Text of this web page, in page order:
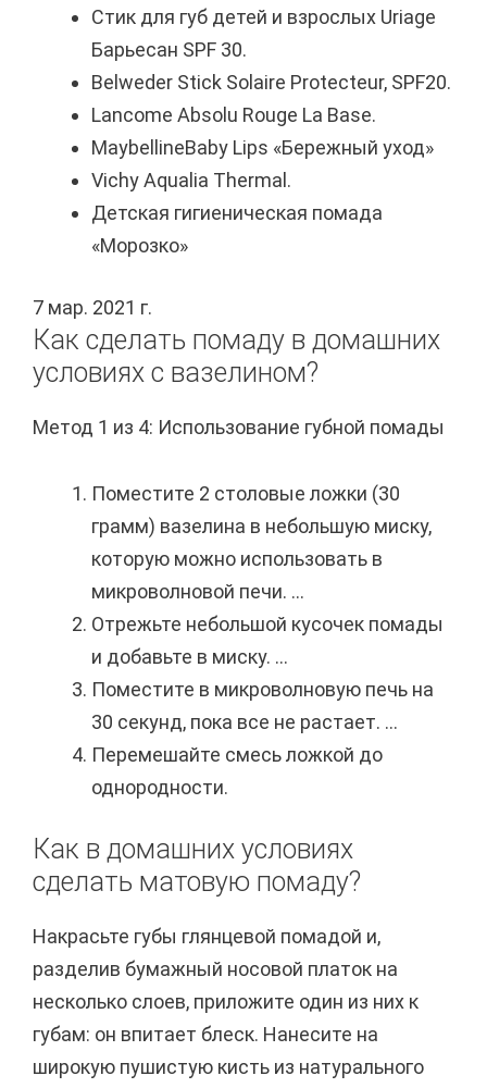
Стик для губ детей и взрослых Uriage
Барьесан SPF 30.
Belweder Stick Solaire Protecteur, SPF20.
Lancome Absolu Rouge La Base.
MaybellineBaby Lips «Бережный уход»
Vichy Aqualia Thermal.
Детская гигиеническая помада
«Морозко»
7 мар. 2021 г.
Как сделать помаду в домашних
условиях с вазелином?
Метод 1 из 4: Использование губной помады
Поместите 2 столовые ложки (30
грамм) вазелина в небольшую миску,
которую можно использовать в
микроволновой печи. ...
Отрежьте небольшой кусочек помады
и добавьте в миску. ...
Поместите в микроволновую печь на
30 секунд, пока все не растает. ...
Перемешайте смесь ложкой до
однородности.
Как в домашних условиях
сделать матовую помаду?
Накрасьте губы глянцевой помадой и,
разделив бумажный носовой платок на
несколько слоев, приложите один из них к
губам: он впитает блеск. Нанесите на
широкую пушистую кисть из натурального